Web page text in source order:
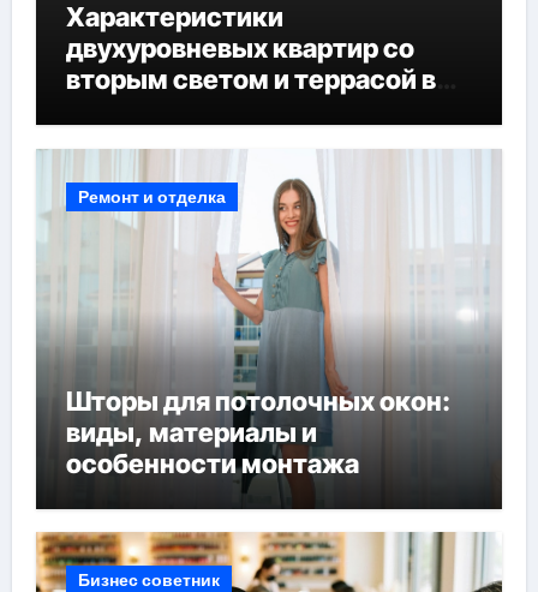
Характеристики
двухуровневых квартир со
вторым светом и террасой в
Ремонт и отделка
Шторы для потолочных окон:
виды, материалы и
особенности монтажа
Бизнес советник